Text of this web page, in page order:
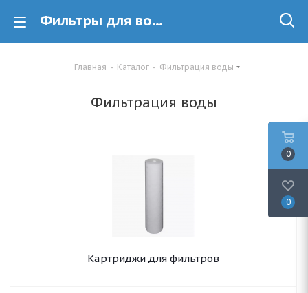
Фильтры для воды в Минске
Главная - Каталог - Фильтрация воды
Фильтрация воды
Картриджи для фильтров
0
0